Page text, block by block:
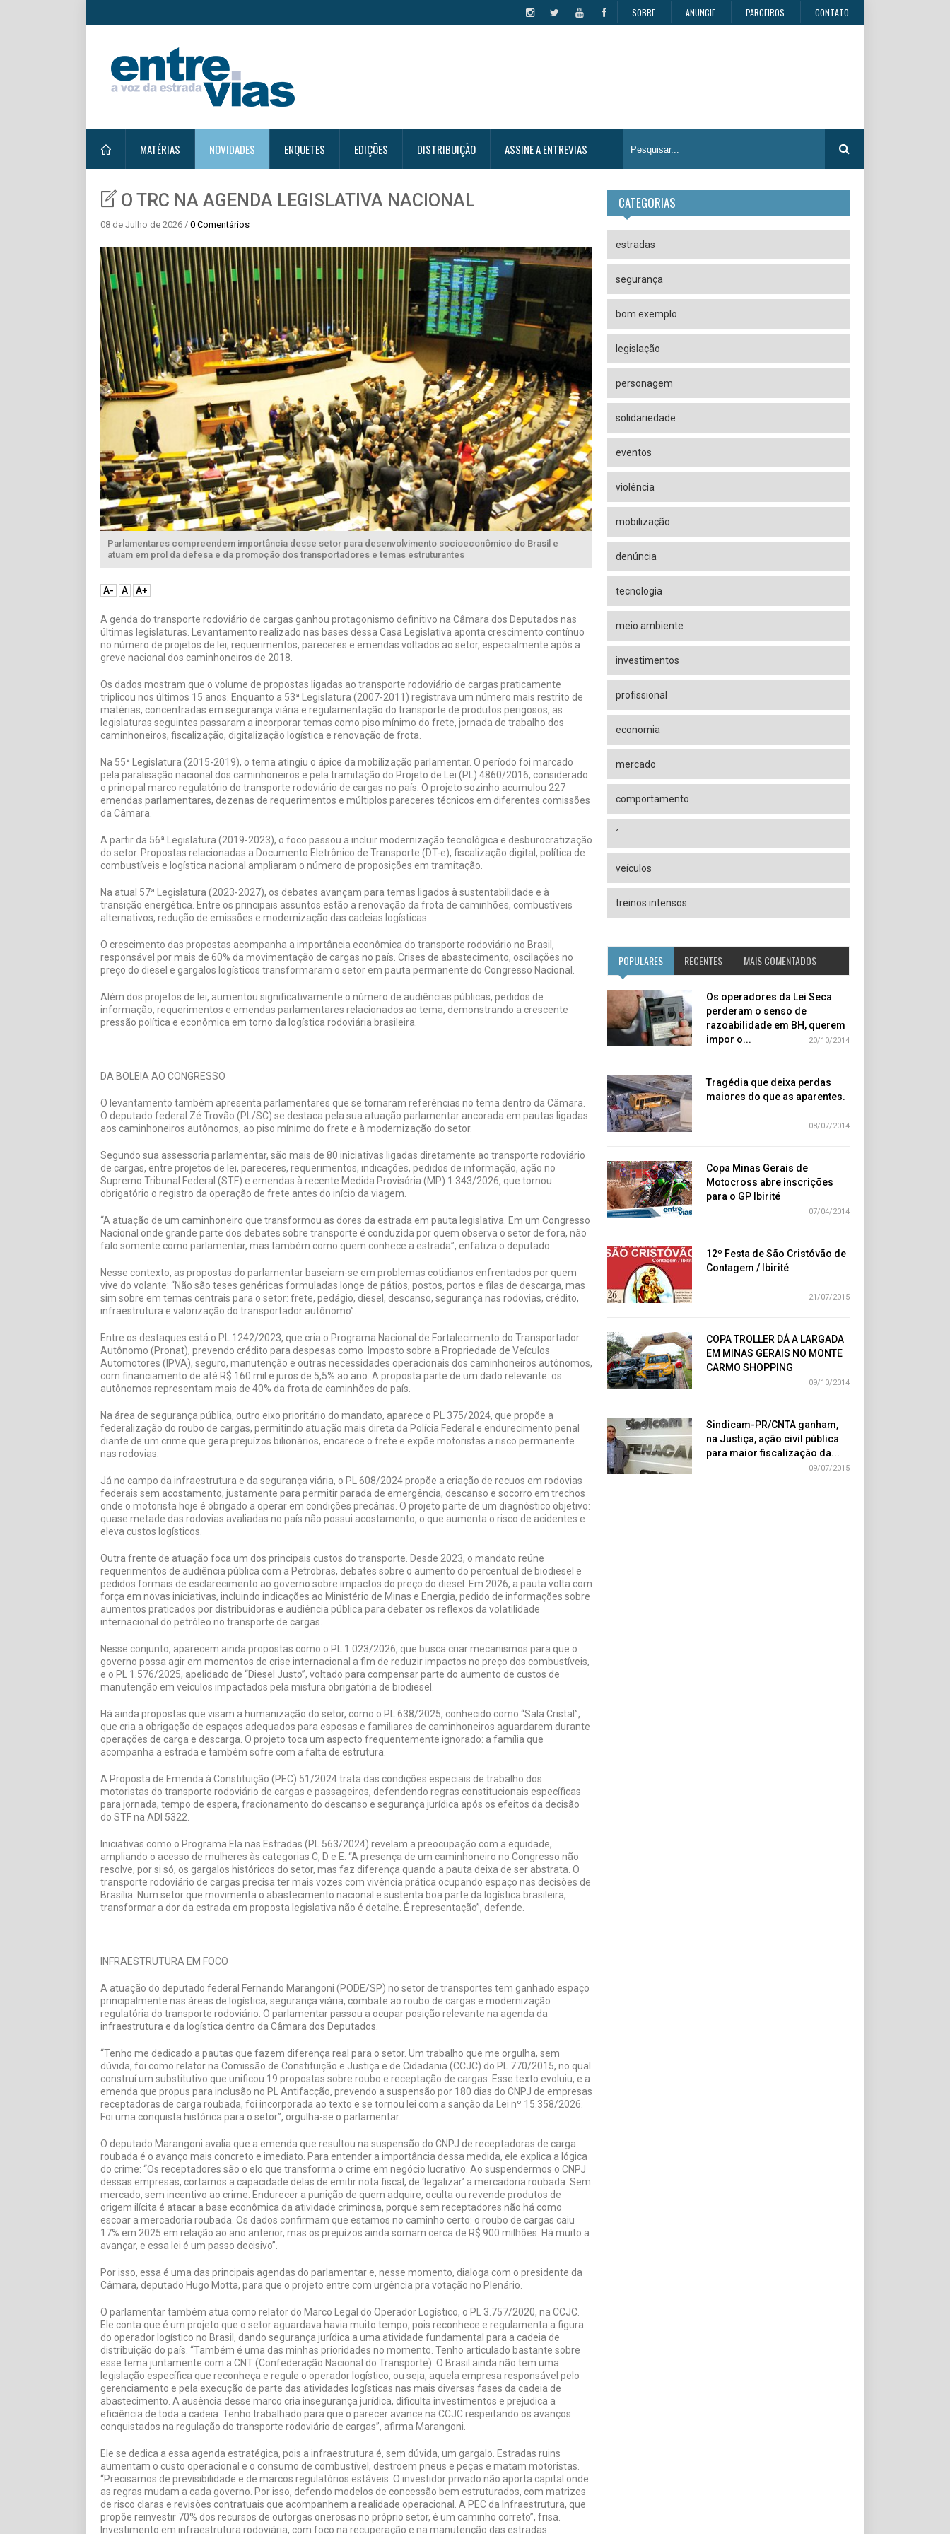
SOBRE ANUNCIE PARCEIROS CONTATO
MATÉRIAS NOVIDADES ENQUETES EDIÇÕES DISTRIBUIÇÃO ASSINE A ENTREVIAS
O TRC NA AGENDA LEGISLATIVA NACIONAL
08 de Julho de 2026 / 0 Comentários
Parlamentares compreendem importância desse setor para desenvolvimento socioeconômico do Brasil e
atuam em prol da defesa e da promoção dos transportadores e temas estruturantes
A- A A+
A genda do transporte rodoviário de cargas ganhou protagonismo definitivo na Câmara dos Deputados nas
últimas legislaturas. Levantamento realizado nas bases dessa Casa Legislativa aponta crescimento contínuo
no número de projetos de lei, requerimentos, pareceres e emendas voltados ao setor, especialmente após a
greve nacional dos caminhoneiros de 2018.
Os dados mostram que o volume de propostas ligadas ao transporte rodoviário de cargas praticamente
triplicou nos últimos 15 anos. Enquanto a 53ª Legislatura (2007-2011) registrava um número mais restrito de
matérias, concentradas em segurança viária e regulamentação do transporte de produtos perigosos, as
legislaturas seguintes passaram a incorporar temas como piso mínimo do frete, jornada de trabalho dos
caminhoneiros, fiscalização, digitalização logística e renovação de frota.
Na 55ª Legislatura (2015-2019), o tema atingiu o ápice da mobilização parlamentar. O período foi marcado
pela paralisação nacional dos caminhoneiros e pela tramitação do Projeto de Lei (PL) 4860/2016, considerado
o principal marco regulatório do transporte rodoviário de cargas no país. O projeto sozinho acumulou 227
emendas parlamentares, dezenas de requerimentos e múltiplos pareceres técnicos em diferentes comissões
da Câmara.
A partir da 56ª Legislatura (2019-2023), o foco passou a incluir modernização tecnológica e desburocratização
do setor. Propostas relacionadas a Documento Eletrônico de Transporte (DT-e), fiscalização digital, política de
combustíveis e logística nacional ampliaram o número de proposições em tramitação.
Na atual 57ª Legislatura (2023-2027), os debates avançam para temas ligados à sustentabilidade e à
transição energética. Entre os principais assuntos estão a renovação da frota de caminhões, combustíveis
alternativos, redução de emissões e modernização das cadeias logísticas.
O crescimento das propostas acompanha a importância econômica do transporte rodoviário no Brasil,
responsável por mais de 60% da movimentação de cargas no país. Crises de abastecimento, oscilações no
preço do diesel e gargalos logísticos transformaram o setor em pauta permanente do Congresso Nacional.
Além dos projetos de lei, aumentou significativamente o número de audiências públicas, pedidos de
informação, requerimentos e emendas parlamentares relacionados ao tema, demonstrando a crescente
pressão política e econômica em torno da logística rodoviária brasileira.
DA BOLEIA AO CONGRESSO
O levantamento também apresenta parlamentares que se tornaram referências no tema dentro da Câmara.
O deputado federal Zé Trovão (PL/SC) se destaca pela sua atuação parlamentar ancorada em pautas ligadas
aos caminhoneiros autônomos, ao piso mínimo do frete e à modernização do setor.
Segundo sua assessoria parlamentar, são mais de 80 iniciativas ligadas diretamente ao transporte rodoviário
de cargas, entre projetos de lei, pareceres, requerimentos, indicações, pedidos de informação, ação no
Supremo Tribunal Federal (STF) e emendas à recente Medida Provisória (MP) 1.343/2026, que tornou
obrigatório o registro da operação de frete antes do início da viagem.
“A atuação de um caminhoneiro que transformou as dores da estrada em pauta legislativa. Em um Congresso
Nacional onde grande parte dos debates sobre transporte é conduzida por quem observa o setor de fora, não
falo somente como parlamentar, mas também como quem conhece a estrada”, enfatiza o deputado.
Nesse contexto, as propostas do parlamentar baseiam-se em problemas cotidianos enfrentados por quem
vive do volante: “Não são teses genéricas formuladas longe de pátios, postos, portos e filas de descarga, mas
sim sobre em temas centrais para o setor: frete, pedágio, diesel, descanso, segurança nas rodovias, crédito,
infraestrutura e valorização do transportador autônomo”.
Entre os destaques está o PL 1242/2023, que cria o Programa Nacional de Fortalecimento do Transportador
Autônomo (Pronat), prevendo crédito para despesas como Imposto sobre a Propriedade de Veículos
Automotores (IPVA), seguro, manutenção e outras necessidades operacionais dos caminhoneiros autônomos,
com financiamento de até R$ 160 mil e juros de 5,5% ao ano. A proposta parte de um dado relevante: os
autônomos representam mais de 40% da frota de caminhões do país.
Na área de segurança pública, outro eixo prioritário do mandato, aparece o PL 375/2024, que propõe a
federalização do roubo de cargas, permitindo atuação mais direta da Polícia Federal e endurecimento penal
diante de um crime que gera prejuízos bilionários, encarece o frete e expõe motoristas a risco permanente
nas rodovias.
Já no campo da infraestrutura e da segurança viária, o PL 608/2024 propõe a criação de recuos em rodovias
federais sem acostamento, justamente para permitir parada de emergência, descanso e socorro em trechos
onde o motorista hoje é obrigado a operar em condições precárias. O projeto parte de um diagnóstico objetivo:
quase metade das rodovias avaliadas no país não possui acostamento, o que aumenta o risco de acidentes e
eleva custos logísticos.
Outra frente de atuação foca um dos principais custos do transporte. Desde 2023, o mandato reúne
requerimentos de audiência pública com a Petrobras, debates sobre o aumento do percentual de biodiesel e
pedidos formais de esclarecimento ao governo sobre impactos do preço do diesel. Em 2026, a pauta volta com
força em novas iniciativas, incluindo indicações ao Ministério de Minas e Energia, pedido de informações sobre
aumentos praticados por distribuidoras e audiência pública para debater os reflexos da volatilidade
internacional do petróleo no transporte de cargas.
Nesse conjunto, aparecem ainda propostas como o PL 1.023/2026, que busca criar mecanismos para que o
governo possa agir em momentos de crise internacional a fim de reduzir impactos no preço dos combustíveis,
e o PL 1.576/2025, apelidado de “Diesel Justo”, voltado para compensar parte do aumento de custos de
manutenção em veículos impactados pela mistura obrigatória de biodiesel.
Há ainda propostas que visam a humanização do setor, como o PL 638/2025, conhecido como “Sala Cristal”,
que cria a obrigação de espaços adequados para esposas e familiares de caminhoneiros aguardarem durante
operações de carga e descarga. O projeto toca um aspecto frequentemente ignorado: a família que
acompanha a estrada e também sofre com a falta de estrutura.
A Proposta de Emenda à Constituição (PEC) 51/2024 trata das condições especiais de trabalho dos
motoristas do transporte rodoviário de cargas e passageiros, defendendo regras constitucionais específicas
para jornada, tempo de espera, fracionamento do descanso e segurança jurídica após os efeitos da decisão
do STF na ADI 5322.
Iniciativas como o Programa Ela nas Estradas (PL 563/2024) revelam a preocupação com a equidade,
ampliando o acesso de mulheres às categorias C, D e E. “A presença de um caminhoneiro no Congresso não
resolve, por si só, os gargalos históricos do setor, mas faz diferença quando a pauta deixa de ser abstrata. O
transporte rodoviário de cargas precisa ter mais vozes com vivência prática ocupando espaço nas decisões de
Brasília. Num setor que movimenta o abastecimento nacional e sustenta boa parte da logística brasileira,
transformar a dor da estrada em proposta legislativa não é detalhe. É representação”, defende.
INFRAESTRUTURA EM FOCO
A atuação do deputado federal Fernando Marangoni (PODE/SP) no setor de transportes tem ganhado espaço
principalmente nas áreas de logística, segurança viária, combate ao roubo de cargas e modernização
regulatória do transporte rodoviário. O parlamentar passou a ocupar posição relevante na agenda da
infraestrutura e da logística dentro da Câmara dos Deputados.
“Tenho me dedicado a pautas que fazem diferença real para o setor. Um trabalho que me orgulha, sem
dúvida, foi como relator na Comissão de Constituição e Justiça e de Cidadania (CCJC) do PL 770/2015, no qual
construí um substitutivo que unificou 19 propostas sobre roubo e receptação de cargas. Esse texto evoluiu, e a
emenda que propus para inclusão no PL Antifacção, prevendo a suspensão por 180 dias do CNPJ de empresas
receptadoras de carga roubada, foi incorporada ao texto e se tornou lei com a sanção da Lei nº 15.358/2026.
Foi uma conquista histórica para o setor”, orgulha-se o parlamentar.
O deputado Marangoni avalia que a emenda que resultou na suspensão do CNPJ de receptadoras de carga
roubada é o avanço mais concreto e imediato. Para entender a importância dessa medida, ele explica a lógica
do crime: “Os receptadores são o elo que transforma o crime em negócio lucrativo. Ao suspendermos o CNPJ
dessas empresas, cortamos a capacidade delas de emitir nota fiscal, de ‘legalizar’ a mercadoria roubada. Sem
mercado, sem incentivo ao crime. Endurecer a punição de quem adquire, oculta ou revende produtos de
origem ilícita é atacar a base econômica da atividade criminosa, porque sem receptadores não há como
escoar a mercadoria roubada. Os dados confirmam que estamos no caminho certo: o roubo de cargas caiu
17% em 2025 em relação ao ano anterior, mas os prejuízos ainda somam cerca de R$ 900 milhões. Há muito a
avançar, e essa lei é um passo decisivo”.
Por isso, essa é uma das principais agendas do parlamentar e, nesse momento, dialoga com o presidente da
Câmara, deputado Hugo Motta, para que o projeto entre com urgência pra votação no Plenário.
O parlamentar também atua como relator do Marco Legal do Operador Logístico, o PL 3.757/2020, na CCJC.
Ele conta que é um projeto que o setor aguardava havia muito tempo, pois reconhece e regulamenta a figura
do operador logístico no Brasil, dando segurança jurídica a uma atividade fundamental para a cadeia de
distribuição do país. “Também é uma das minhas prioridades no momento. Tenho articulado bastante sobre
esse tema juntamente com a CNT (Confederação Nacional do Transporte). O Brasil ainda não tem uma
legislação específica que reconheça e regule o operador logístico, ou seja, aquela empresa responsável pelo
gerenciamento e pela execução de parte das atividades logísticas nas mais diversas fases da cadeia de
abastecimento. A ausência desse marco cria insegurança jurídica, dificulta investimentos e prejudica a
eficiência de toda a cadeia. Tenho trabalhado para que o parecer avance na CCJC respeitando os avanços
conquistados na regulação do transporte rodoviário de cargas”, afirma Marangoni.
Ele se dedica a essa agenda estratégica, pois a infraestrutura é, sem dúvida, um gargalo. Estradas ruins
aumentam o custo operacional e o consumo de combustível, destroem pneus e peças e matam motoristas.
“Precisamos de previsibilidade e de marcos regulatórios estáveis. O investidor privado não aporta capital onde
as regras mudam a cada governo. Por isso, defendo modelos de concessão bem estruturados, com matrizes
de risco claras e revisões contratuais que acompanhem a realidade operacional. A PEC da Infraestrutura, que
propõe reinvestir 70% dos recursos de outorgas onerosas no próprio setor, é um caminho correto”, frisa.
Investimento em infraestrutura rodoviária, com foco na recuperação e na manutenção das estradas
CATEGORIAS
estradas
segurança
bom exemplo
legislação
personagem
solidariedade
eventos
violência
mobilização
denúncia
tecnologia
meio ambiente
investimentos
profissional
economia
mercado
comportamento
´
veículos
treinos intensos
POPULARES RECENTES MAIS COMENTADOS
Os operadores da Lei Seca
perderam o senso de
razoabilidade em BH, querem
impor o...
20/10/2014
Tragédia que deixa perdas
maiores do que as aparentes.
08/07/2014
Copa Minas Gerais de
Motocross abre inscrições
para o GP Ibirité
07/04/2014
12º Festa de São Cristóvão de
Contagem / Ibirité
21/07/2015
COPA TROLLER DÁ A LARGADA
EM MINAS GERAIS NO MONTE
CARMO SHOPPING
09/10/2014
Sindicam-PR/CNTA ganham,
na Justiça, ação civil pública
para maior fiscalização da...
09/07/2015